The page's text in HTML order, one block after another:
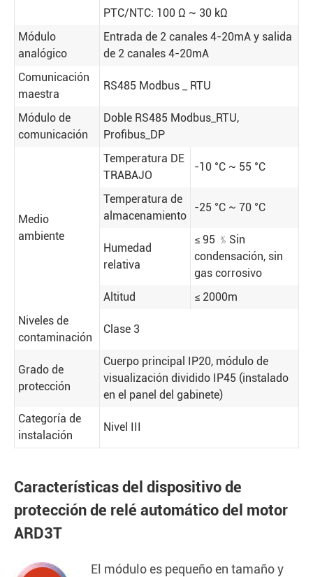
PTC/NTC: 100 Ω ~ 30 kΩ
Módulo
analógico
Entrada de 2 canales 4-20mA y salida
de 2 canales 4-20mA
Comunicación
maestra
RS485 Modbus _ RTU
Módulo de
comunicación
Doble RS485 Modbus_RTU,
Profibus_DP
Medio
ambiente
Temperatura DE
TRABAJO
-10 °C ~ 55 °C
Temperatura de
almacenamiento
-25 °C ~ 70 °C
Humedad
relativa
≤ 95 ﹪Sin
condensación, sin
gas corrosivo
Altitud
≤ 2000m
Niveles de
contaminación
Clase 3
Grado de
protección
Cuerpo principal IP20, módulo de
visualización dividido IP45 (instalado
en el panel del gabinete)
Categoría de
instalación
Nivel III
Características del dispositivo de
protección de relé automático del motor
ARD3T
El módulo es pequeño en tamaño y